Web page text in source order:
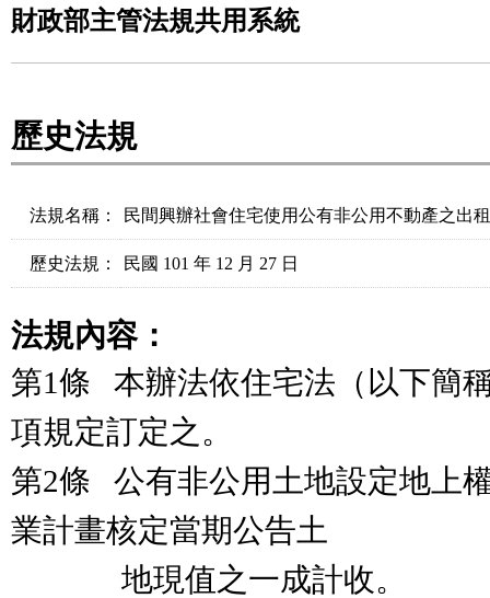
財政部主管法規共用系統
歷史法規
法規名稱： 民間興辦社會住宅使用公有非公用不動產之出
歷史法規： 民國 101 年 12 月 27 日
法規內容：
第1條 本辦法依住宅法（以下簡
項規定訂定之。
第2條 公有非公用土地設定地上
業計畫核定當期公告土
地現值之一成計收。